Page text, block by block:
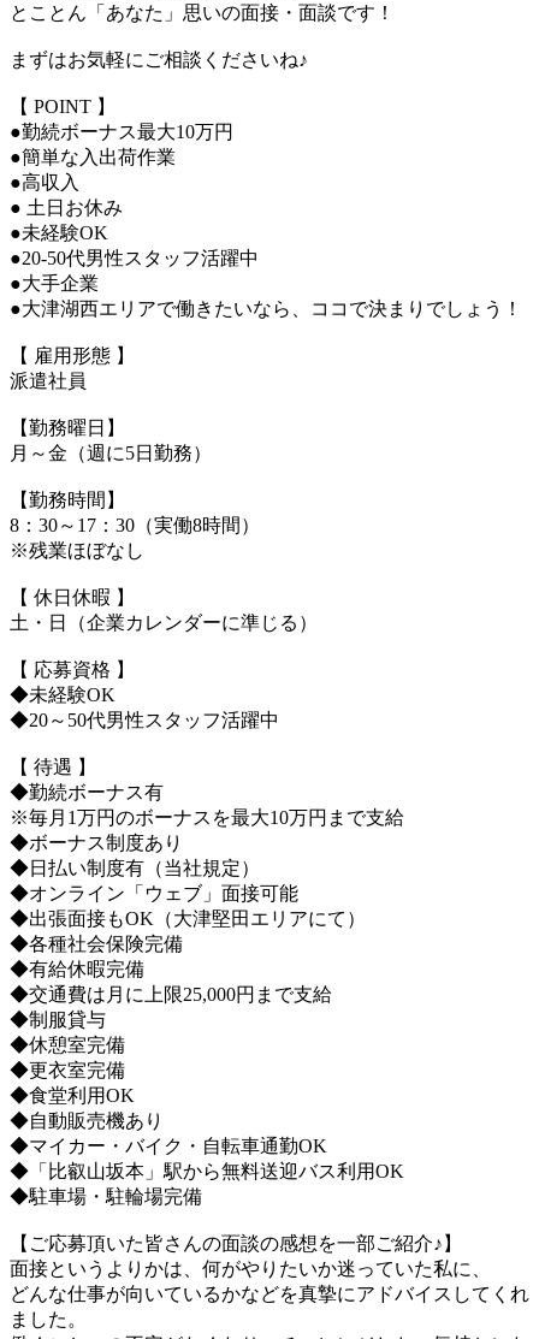
とことん「あなた」思いの面接・面談です！
まずはお気軽にご相談くださいね♪
【 POINT 】
●勤続ボーナス最大10万円
●簡単な入出荷作業
●高収入
● 土日お休み
●未経験OK
●20-50代男性スタッフ活躍中
●大手企業
●大津湖西エリアで働きたいなら、ココで決まりでしょう！
【 雇用形態 】
派遣社員
【勤務曜日】
月～金（週に5日勤務）
【勤務時間】
8：30～17：30（実働8時間）
※残業ほぼなし
【 休日休暇 】
土・日（企業カレンダーに準じる）
【 応募資格 】
◆未経験OK
◆20～50代男性スタッフ活躍中
【 待遇 】
◆勤続ボーナス有
※毎月1万円のボーナスを最大10万円まで支給
◆ボーナス制度あり
◆日払い制度有（当社規定）
◆オンライン「ウェブ」面接可能
◆出張面接もOK（大津堅田エリアにて）
◆各種社会保険完備
◆有給休暇完備
◆交通費は月に上限25,000円まで支給
◆制服貸与
◆休憩室完備
◆更衣室完備
◆食堂利用OK
◆自動販売機あり
◆マイカー・バイク・自転車通勤OK
◆「比叡山坂本」駅から無料送迎バス利用OK
◆駐車場・駐輪場完備
【ご応募頂いた皆さんの面談の感想を一部ご紹介♪】
面接というよりかは、何がやりたいか迷っていた私に、
どんな仕事が向いているかなどを真摯にアドバイスしてくれ
ました。